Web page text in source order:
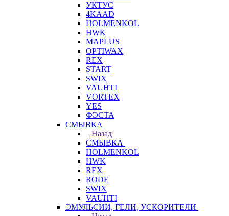
УКТУС
4KAAD
HOLMENKOL
HWK
MAPLUS
OPTIWAX
REX
START
SWIX
VAUHTI
VORTEX
YES
ФЭСТА
СМЫВКА
Назад
СМЫВКА
HOLMENKOL
HWK
REX
RODE
SWIX
VAUHTI
ЭМУЛЬСИИ, ГЕЛИ, УСКОРИТЕЛИ